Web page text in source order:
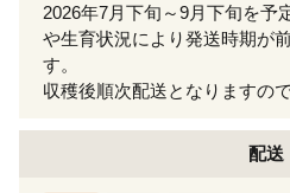
2026年7月下旬～9月下旬を予
や生育状況により発送時期が
す。
収穫後順次配送となりますの
配送